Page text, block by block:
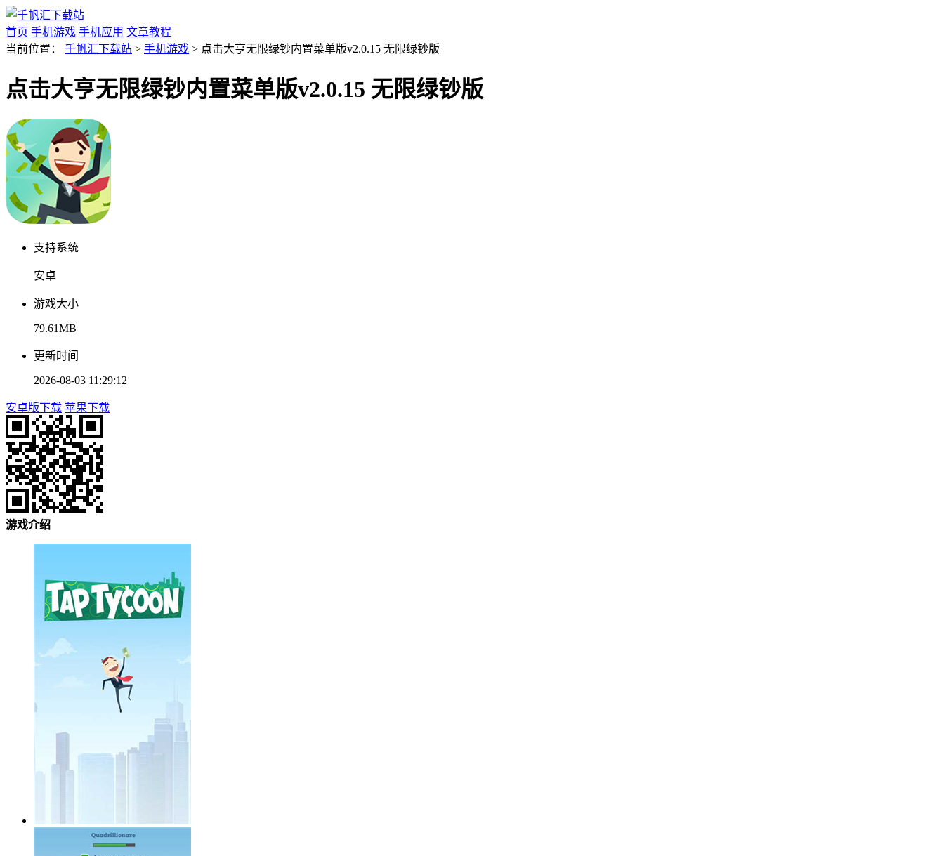
首页 手机游戏 手机应用 文章教程
当前位置： 千帆汇下载站 > 手机游戏 > 点击大亨无限绿钞内置菜单版v2.0.15 无限绿钞版
点击大亨无限绿钞内置菜单版v2.0.15 无限绿钞版
支持系统
安卓
游戏大小
79.61MB
更新时间
2026-08-03 11:29:12
安卓版下载 苹果下载
游戏介绍